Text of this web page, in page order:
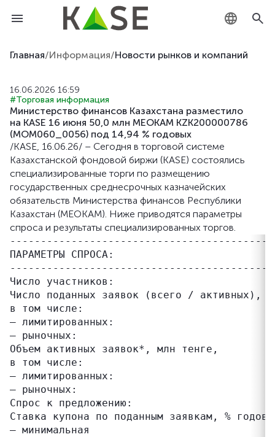
KZ
EN
Главная/Информация/Новости рынков и компаний
16.06.2026 16:59
#Торговая информация
Министерство финансов Казахстана разместило
на KASE 16 июня 50,0 млн МЕОКАМ KZK200000786
(MOM060_0056) под 14,94 % годовых
/KASE, 16.06.26/ – Сегодня в торговой системе
Казахстанской фондовой биржи (KASE) состоялись
специализированные торги по размещению
государственных среднесрочных казначейских
обязательств Министерства финансов Республики
Казахстан (МЕОКАМ). Ниже приводятся параметры
спроса и результаты специализированных торгов.
ПАРАМЕТРЫ СПРОСА:
Число участников:
Число поданных заявок (всего /
в том числе:
– лимитированных:
– рыночных:
Объем активных заявок*, млн тенге,
в том числе:
– лимитированных:
– рыночных:
Спрос к предложению:
Ставка купона по поданным заявкам, %
– минимальная